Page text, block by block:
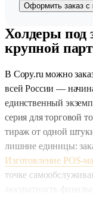
Оформить заказ
Холдеры под
крупной
В Copy.ru можно
всей России —
единственный
серия для торговой
тираж от одной штуки
лишние единицы:
Изготовление POS-
точке